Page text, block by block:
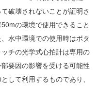
破壊されないことが証明さ
の環境で使用できること
水中環境での使用時はボタ
チの光学式心拍計は専用の
要因の影響を受ける可能性
して利用するものであり、